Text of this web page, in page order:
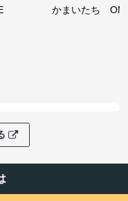
かまいたち